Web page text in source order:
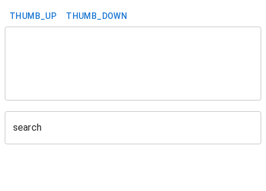
THUMB_UP THUMB_DOWN
search